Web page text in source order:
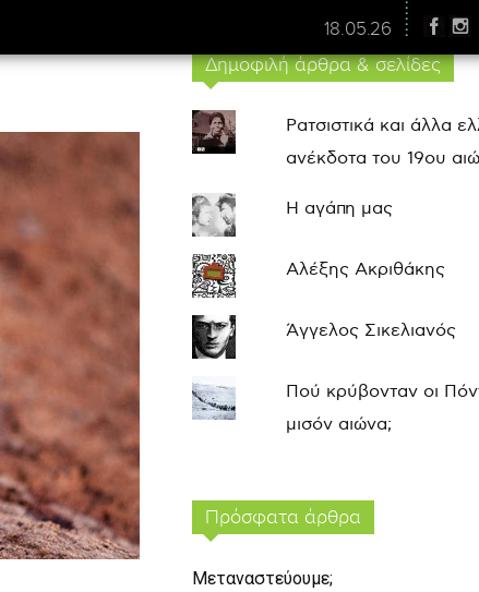
18.05.26
Δημοφιλή άρθρα & σελίδες
Ρατσιστικά και άλλα
ανέκδοτα του 19ου
Η αγάπη μας
Αλέξης Ακριθάκης
Άγγελος Σικελιανός
Πού κρύβονταν οι
μισόν αιώνα;
Πρόσφατα άρθρα
Μεταναστεύουμε;